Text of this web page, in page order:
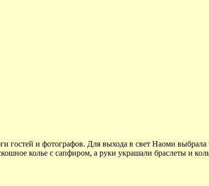
гостей и фотографов. Для выхода в свет Наоми
колье с сапфиром, а руки украшали браслеты и